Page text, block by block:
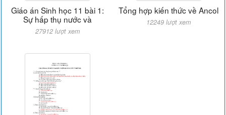
Giáo án Sinh học 11 bài 1:
Sự hấp thụ nước và
27912 lượt xem
Tổng hợp kiến thức về Ancol
12249 lượt xem